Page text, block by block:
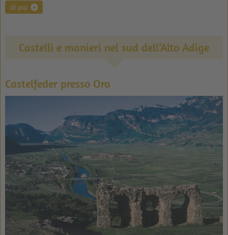
di più
Castelli e manieri nel sud dell’Alto Adige
Castelfeder presso Ora